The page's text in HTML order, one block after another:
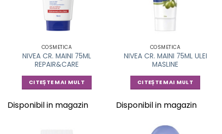
COSMETICA
NIVEA CR. MAINI 75ML
REPAIR&CARE
CITEȘTE MAI MULT
Disponibil in magazin
COSMETICA
NIVEA CR. MAINI 75ML ULEI
MASLINE
CITEȘTE MAI MULT
Disponibil in magazin